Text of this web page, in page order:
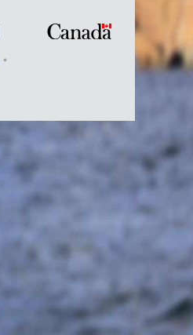
Symbole
Canada